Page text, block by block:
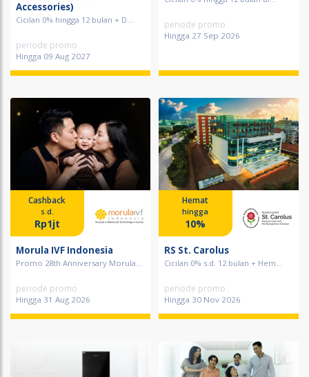
Accessories)
Cicilan 0% hingga 12 bulan + D...
periode promo
Hingga 09 Aug 2027
periode promo
Hingga 27 Sep 2026
Cashback
s.d.
Rp1jt
Morula IVF Indonesia
Promo 28th Anniversary Morula...
periode promo
Hingga 31 Aug 2026
Hemat
hingga
10%
RS St. Carolus
Cicilan 0% s.d. 12 bulan + Hem...
periode promo
Hingga 30 Nov 2026